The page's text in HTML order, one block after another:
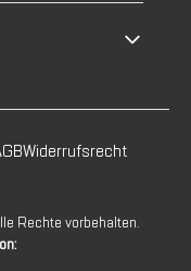
Widerrufsrecht
Rechte vorbehalten.